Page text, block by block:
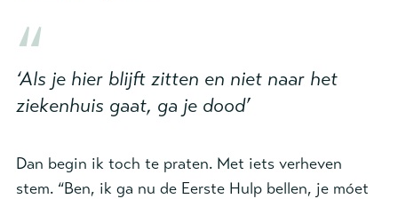
‘Als je hier blijft zitten en niet naar het
ziekenhuis gaat, ga je dood’
Dan begin ik toch te praten. Met iets verheven
stem. “Ben, ik ga nu de Eerste Hulp bellen, je móet